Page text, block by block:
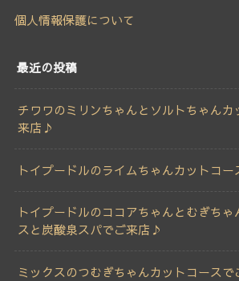
個人情報保護について
最近の投稿
チワワのミリンちゃんとソルトちゃんカ
来店♪
トイプードルのライムちゃんカットコ
トイプードルのココアちゃんとむぎちゃ
スと炭酸泉スパでご来店♪
ミックスのつむぎちゃんカットコース